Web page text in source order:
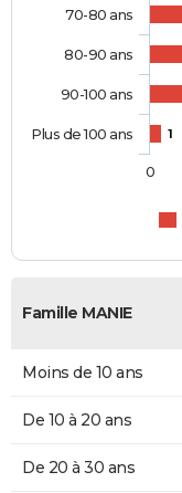
1
70-80 ans
80-90 ans
90-100 ans
Plus de 100 ans
0
Famille MANIE
Moins de 10 ans
De 10 à 20 ans
De 20 à 30 ans